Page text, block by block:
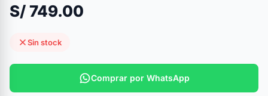
S/ 749.00
Sin stock
Comprar por WhatsApp